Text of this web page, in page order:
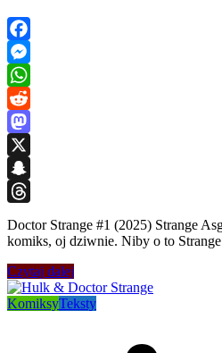
Facebook
Messenger
WhatsApp
Reddit
Mastodon
X
Snapchat
Doctor Strange #1 (2025) Strange
komiks, oj dziwnie. Niby o to Strange
Czytaj dalej
KomiksyTeksty